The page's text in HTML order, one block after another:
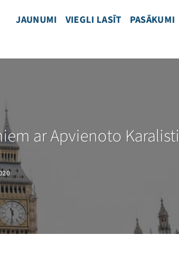
JAUNUMI VIEGLI LASĪT PASĀKUMI
ar Apvienoto Karalisti